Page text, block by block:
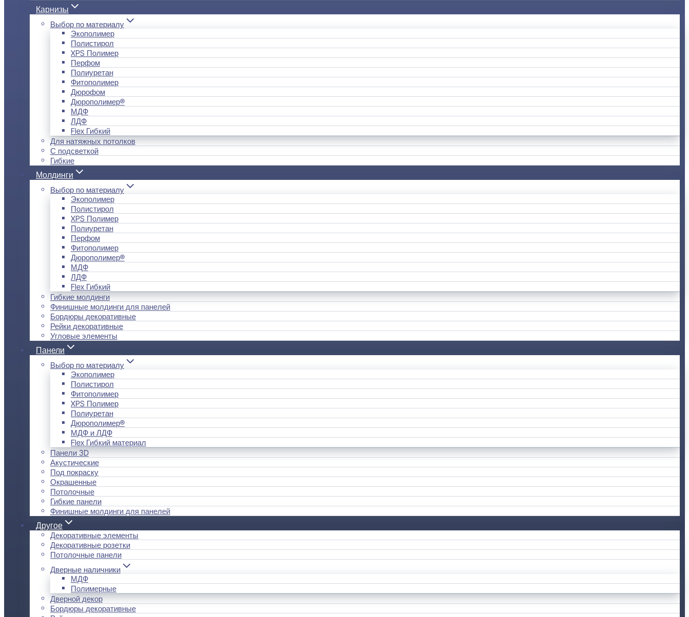
Карнизы
Выбор по материалу
Экополимер
Полистирол
XPS Полимер
Перфом
Полиуретан
Фитополимер
Дюрофом
Дюрополимер®
МДФ
ЛДФ
Flex Гибкий
Для натяжных потолков
С подсветкой
Гибкие
Молдинги
Выбор по материалу
Экополимер
Полистирол
XPS Полимер
Полиуретан
Перфом
Фитополимер
Дюрополимер®
МДФ
ЛДФ
Flex Гибкий
Гибкие молдинги
Финишные молдинги для панелей
Бордюры декоративные
Рейки декоративные
Угловые элементы
Панели
Выбор по материалу
Экополимер
Полистирол
Фитополимер
XPS Полимер
Полиуретан
Дюрополимер®
МДФ и ЛДФ
Flex Гибкий материал
Панели 3D
Акустические
Под покраску
Окрашенные
Потолочные
Гибкие панели
Финишные молдинги для панелей
Другое
Декоративные элементы
Декоративные розетки
Потолочные панели
Дверные наличники
МДФ
Полимерные
Дверной декор
Бордюры декоративные